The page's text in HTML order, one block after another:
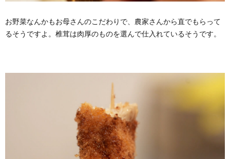
お野菜なんかもお母さんのこだわりで、農家さんから直でもらって
るそうですよ。椎茸は肉厚のものを選んで仕入れているそうです。